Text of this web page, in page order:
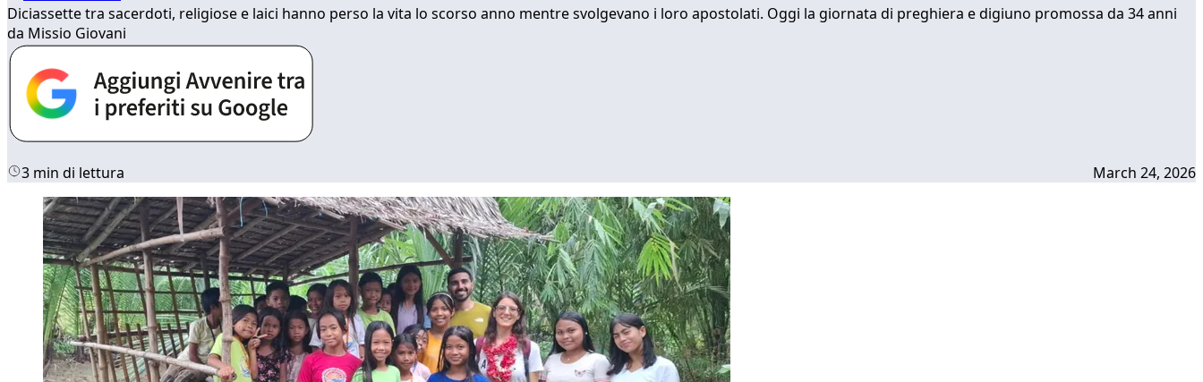
Diciassette tra sacerdoti, religiose e laici hanno perso la vita lo scorso anno mentre svolgevano i loro apostolati. Oggi la giornata di preghiera e digiuno promossa da 34 anni
da Missio Giovani
3 min di lettura March 24, 2026